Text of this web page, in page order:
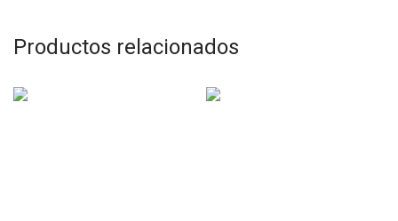
Productos relacionados